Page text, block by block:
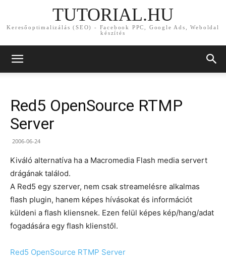
TUTORIAL.HU
Keresőoptimalizálás (SEO) - Facebook PPC, Google Ads, Weboldal
készítés
Red5 OpenSource RTMP
Server
2006-06-24
Kiváló alternatíva ha a Macromedia Flash media servert
drágának találod.
A Red5 egy szerver, nem csak streamelésre alkalmas
flash plugin, hanem képes hívásokat és információt
küldeni a flash kliensnek. Ezen felül képes kép/hang/adat
fogadására egy flash klienstől.
Red5 OpenSource RTMP Server